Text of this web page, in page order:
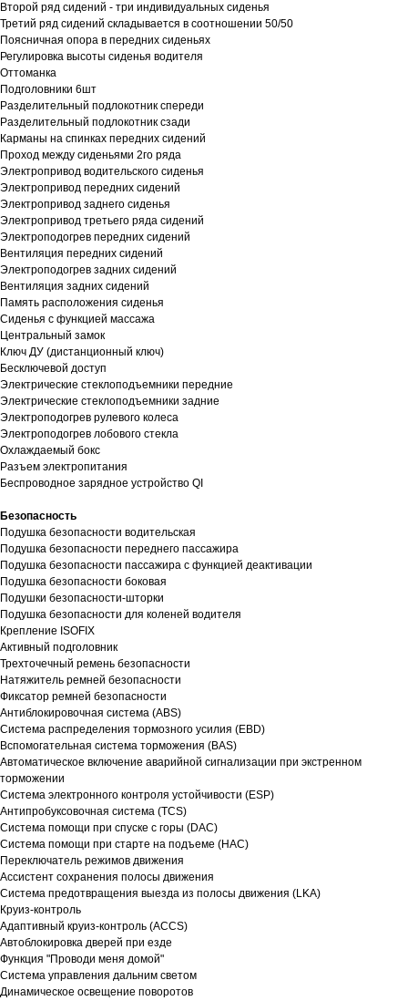
Второй ряд сидений - три индивидуальных сиденья
Третий ряд сидений складывается в соотношении 50/50
Поясничная опора в передних сиденьях
Регулировка высоты сиденья водителя
Оттоманка
Подголовники 6шт
Разделительный подлокотник спереди
Разделительный подлокотник сзади
Карманы на спинках передних сидений
Проход между сиденьями 2го ряда
Электропривод водительского сиденья
Электропривод передних сидений
Электропривод заднего сиденья
Электропривод третьего ряда сидений
Электроподогрев передних сидений
Вентиляция передних сидений
Электроподогрев задних сидений
Вентиляция задних сидений
Память расположения сиденья
Сиденья с функцией массажа
Центральный замок
Ключ ДУ (дистанционный ключ)
Бесключевой доступ
Электрические стеклоподъемники передние
Электрические стеклоподъемники задние
Электроподогрев рулевого колеса
Электроподогрев лобового стекла
Охлаждаемый бокс
Разъем электропитания
Беспроводное зарядное устройство QI
Безопасность
Подушка безопасности водительская
Подушка безопасности переднего пассажира
Подушка безопасности пассажира с функцией деактивации
Подушка безопасности боковая
Подушки безопасности-шторки
Подушка безопасности для коленей водителя
Крепление ISOFIX
Активный подголовник
Трехточечный ремень безопасности
Натяжитель ремней безопасности
Фиксатор ремней безопасности
Антиблокировочная система (ABS)
Система распределения тормозного усилия (EBD)
Вспомогательная система торможения (BAS)
Автоматическое включение аварийной сигнализации при экстренном
торможении
Система электронного контроля устойчивости (ESP)
Антипробуксовочная система (TCS)
Система помощи при спуске с горы (DAC)
Система помощи при старте на подъеме (HAC)
Переключатель режимов движения
Ассистент сохранения полосы движения
Система предотвращения выезда из полосы движения (LKA)
Круиз-контроль
Адаптивный круиз-контроль (ACCS)
Автоблокировка дверей при езде
Функция "Проводи меня домой"
Система управления дальним светом
Динамическое освещение поворотов